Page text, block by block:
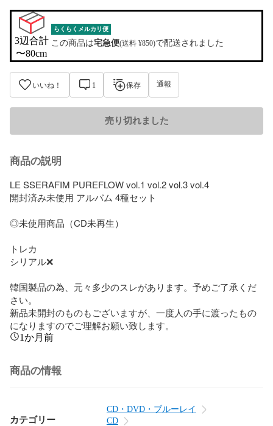
3辺合計
〜80cm
らくらくメルカリ便
この商品は宅急便(送料 ¥850)で配送されました
いいね！ 1 保存 通報
売り切れました
商品の説明
LE SSERAFIM PUREFLOW vol.1 vol.2 vol.3 vol.4
開封済み未使用 アルバム 4種セット
◎未使用商品（CD未再生）
トレカ
シリアル❌
韓国製品の為、元々多少のスレがあります。予めご了承くだ
さい。
新品未開封のものもございますが、一度人の手に渡ったもの
になりますのでご理解お願い致します。
1か月前
商品の情報
カテゴリー
CD・DVD・ブルーレイ
CD